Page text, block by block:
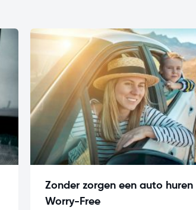
Zonder zorgen een auto
Worry-Free